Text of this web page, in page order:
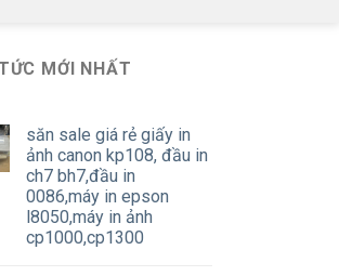
MỚI NHẤT
săn sale giá rẻ giấy in
ảnh canon kp108, đầu in
ch7 bh7,đầu in
0086,máy in epson
l8050,máy in ảnh
cp1000,cp1300